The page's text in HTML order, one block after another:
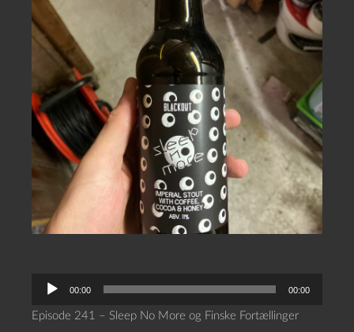
00:00 00:00
Episode 241 – Sleep No More og Finske Fortællinger